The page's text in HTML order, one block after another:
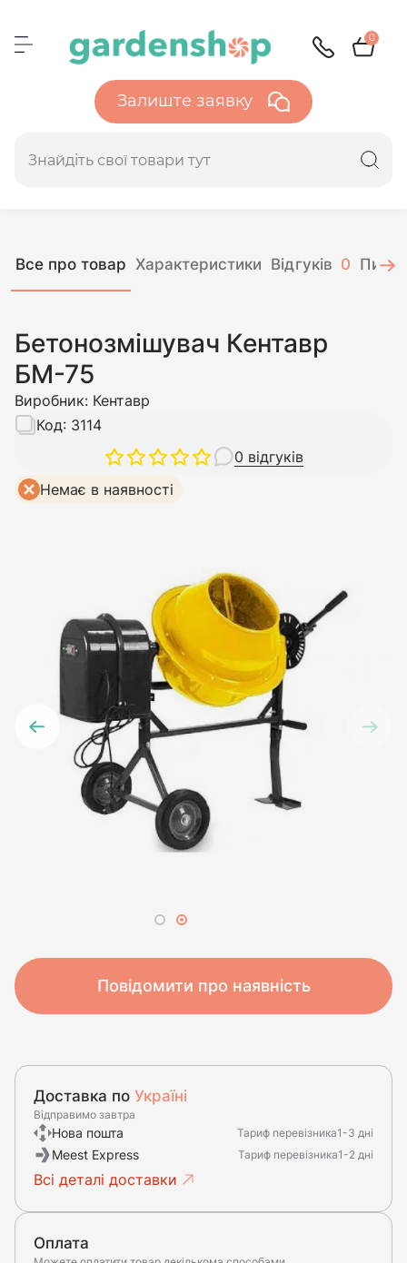
0
Залиште заявку
Все про товар Характеристики Відгуків 0
Бетонозмішувач Кентавр
БМ-75
Виробник: Кентавр
0 відгуків
Код: 3114
Немає в наявності
Повідомити про наявність
Доставка по Україні
Відправимо завтра
Нова пошта Тариф перевізника1-3 дні
Meest Express Тариф перевізника1-2 дні
Всі деталі доставки
Оплата